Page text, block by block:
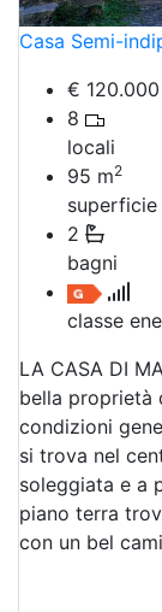
Casa Semi-
€ 120.000
8
locali
95 m2
superficie
2
bagni
classe
LA CASA DI
bella proprietà
condizioni
si trova nel
soleggiata e a
piano terra
con un bel